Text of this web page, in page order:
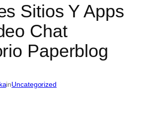
Sitios Y Apps
Chat
Paperblog
inUncategorized